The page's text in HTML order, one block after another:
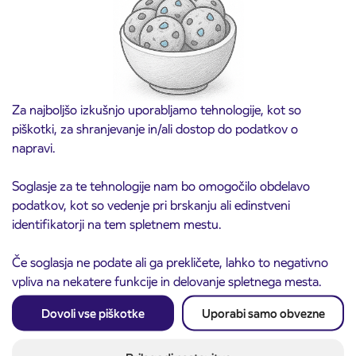
Za najboljšo izkušnjo uporabljamo tehnologije, kot so
piškotki, za shranjevanje in/ali dostop do podatkov o
napravi.
Soglasje za te tehnologije nam bo omogočilo obdelavo
podatkov, kot so vedenje pri brskanju ali edinstveni
identifikatorji na tem spletnem mestu.
Če soglasja ne podate ali ga prekličete, lahko to negativno
vpliva na nekatere funkcije in delovanje spletnega mesta.
Dovoli vse piškotke Uporabi samo obvezne
3. 8. 2026
Obvestilo o popolni zapori ceste
ČEŠNJEVEK – TRATA
Kranj
Preberite objavo